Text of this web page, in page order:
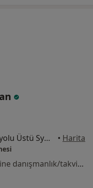
Ovacık Mahallesi D-100 Karayolu Üstü Symbol AVM (Koçtaş) Yanı, Başiskele • Harita
Bu uzman ilgili adres için online danışmanlık/takvim sunmuyor.